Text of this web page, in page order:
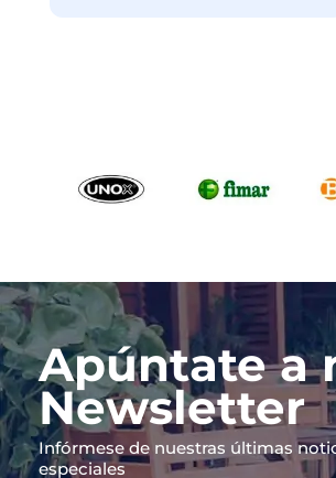
Apúntate a
Newsletter
Infórmese de nuestras últimas
especiales